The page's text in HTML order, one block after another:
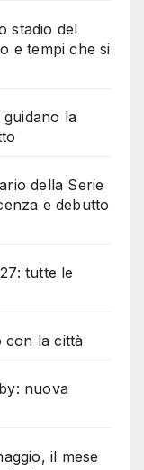
stadio del
e tempi che si
la
della Serie
e debutto
tutte le
con la città
nuova
il mese